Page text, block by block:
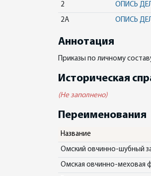
2 ОПИСЬ
2А ОПИСЬ
Аннотация
Приказы по личному
Историческая
(Не заполнено)
Переименования
Название
Омский овчинно-шубный
Омская овчинно-меховая